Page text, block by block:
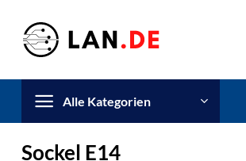
Inhalt
springen
Alle Kategorien
Sockel E14